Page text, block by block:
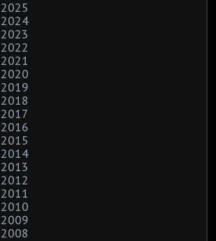
2025
2024
2023
2022
2021
2020
2019
2018
2017
2016
2015
2014
2013
2012
2011
2010
2009
2008